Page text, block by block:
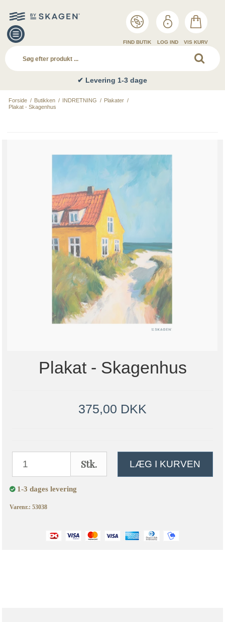
FIND BUTIK LOG IND VIS KURV
✔ Levering 1-3 dage
Forside / Butikken / INDRETNING / Plakater /
Plakat - Skagenhus
Plakat - Skagenhus
375,00 DKK
Stk. LÆG I KURVEN
1-3 dages levering
Varenr.: 53038